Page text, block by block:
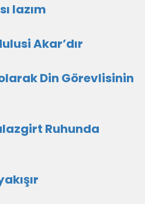
lazım
Akar’dır
Din Görevlisinin
Ruhunda